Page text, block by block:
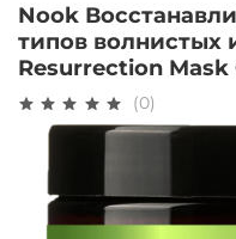
Nook
типов волнистых
Resurrection
(0)